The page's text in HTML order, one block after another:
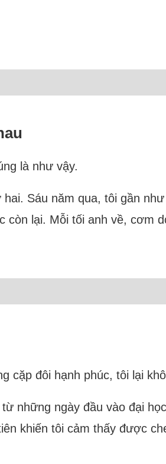
là như vậy.
Sáu năm qua, tôi gần
lại. Mỗi tối anh về, cơm
cặp đôi hạnh phúc, tôi lại
những ngày đầu vào đại
khiến tôi cảm thấy được